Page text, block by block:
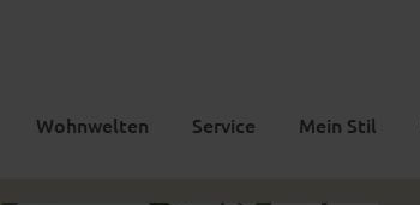
Wohnwelten Service Mein Stil